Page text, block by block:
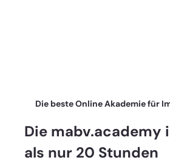
Die beste Online Akademie für
Die mabv.academy
als nur 20 Stunden